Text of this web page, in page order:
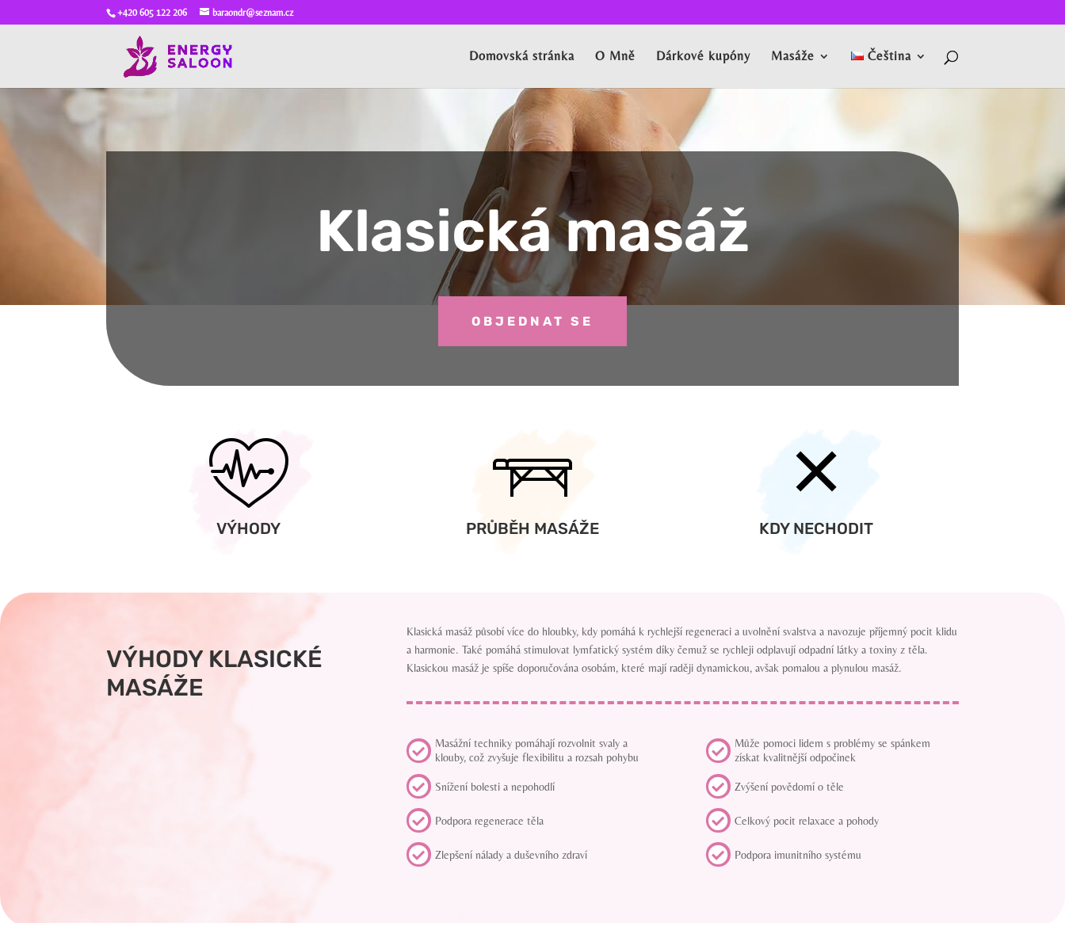
+420 605 122 206 baraondr@seznam.cz
Domovská stránka O Mně Dárkové kupóny Masáže Čeština
Klasická masáž
OBJEDNAT SE
VÝHODY PRŮBĚH MASÁŽE KDY NECHODIT
VÝHODY KLASICKÉ
MASÁŽE
Klasická masáž působí více do hloubky, kdy pomáhá k rychlejší regeneraci a uvolnění svalstva a navozuje příjemný pocit klidu
a harmonie. Také pomáhá stimulovat lymfatický systém díky čemuž se rychleji odplavují odpadní látky a toxiny z těla.
Klasickou masáž je spíše doporučována osobám, které mají raději dynamickou, avšak pomalou a plynulou masáž.
 Masážní techniky pomáhají rozvolnit svaly a
klouby, což zvyšuje flexibilitu a rozsah pohybu
 Snížení bolesti a nepohodlí
 Podpora regenerace těla
 Zlepšení nálady a duševního zdraví
 Může pomoci lidem s problémy se spánkem
získat kvalitnější odpočinek
 Zvýšení povědomí o těle
 Celkový pocit relaxace a pohody
 Podpora imunitního systému